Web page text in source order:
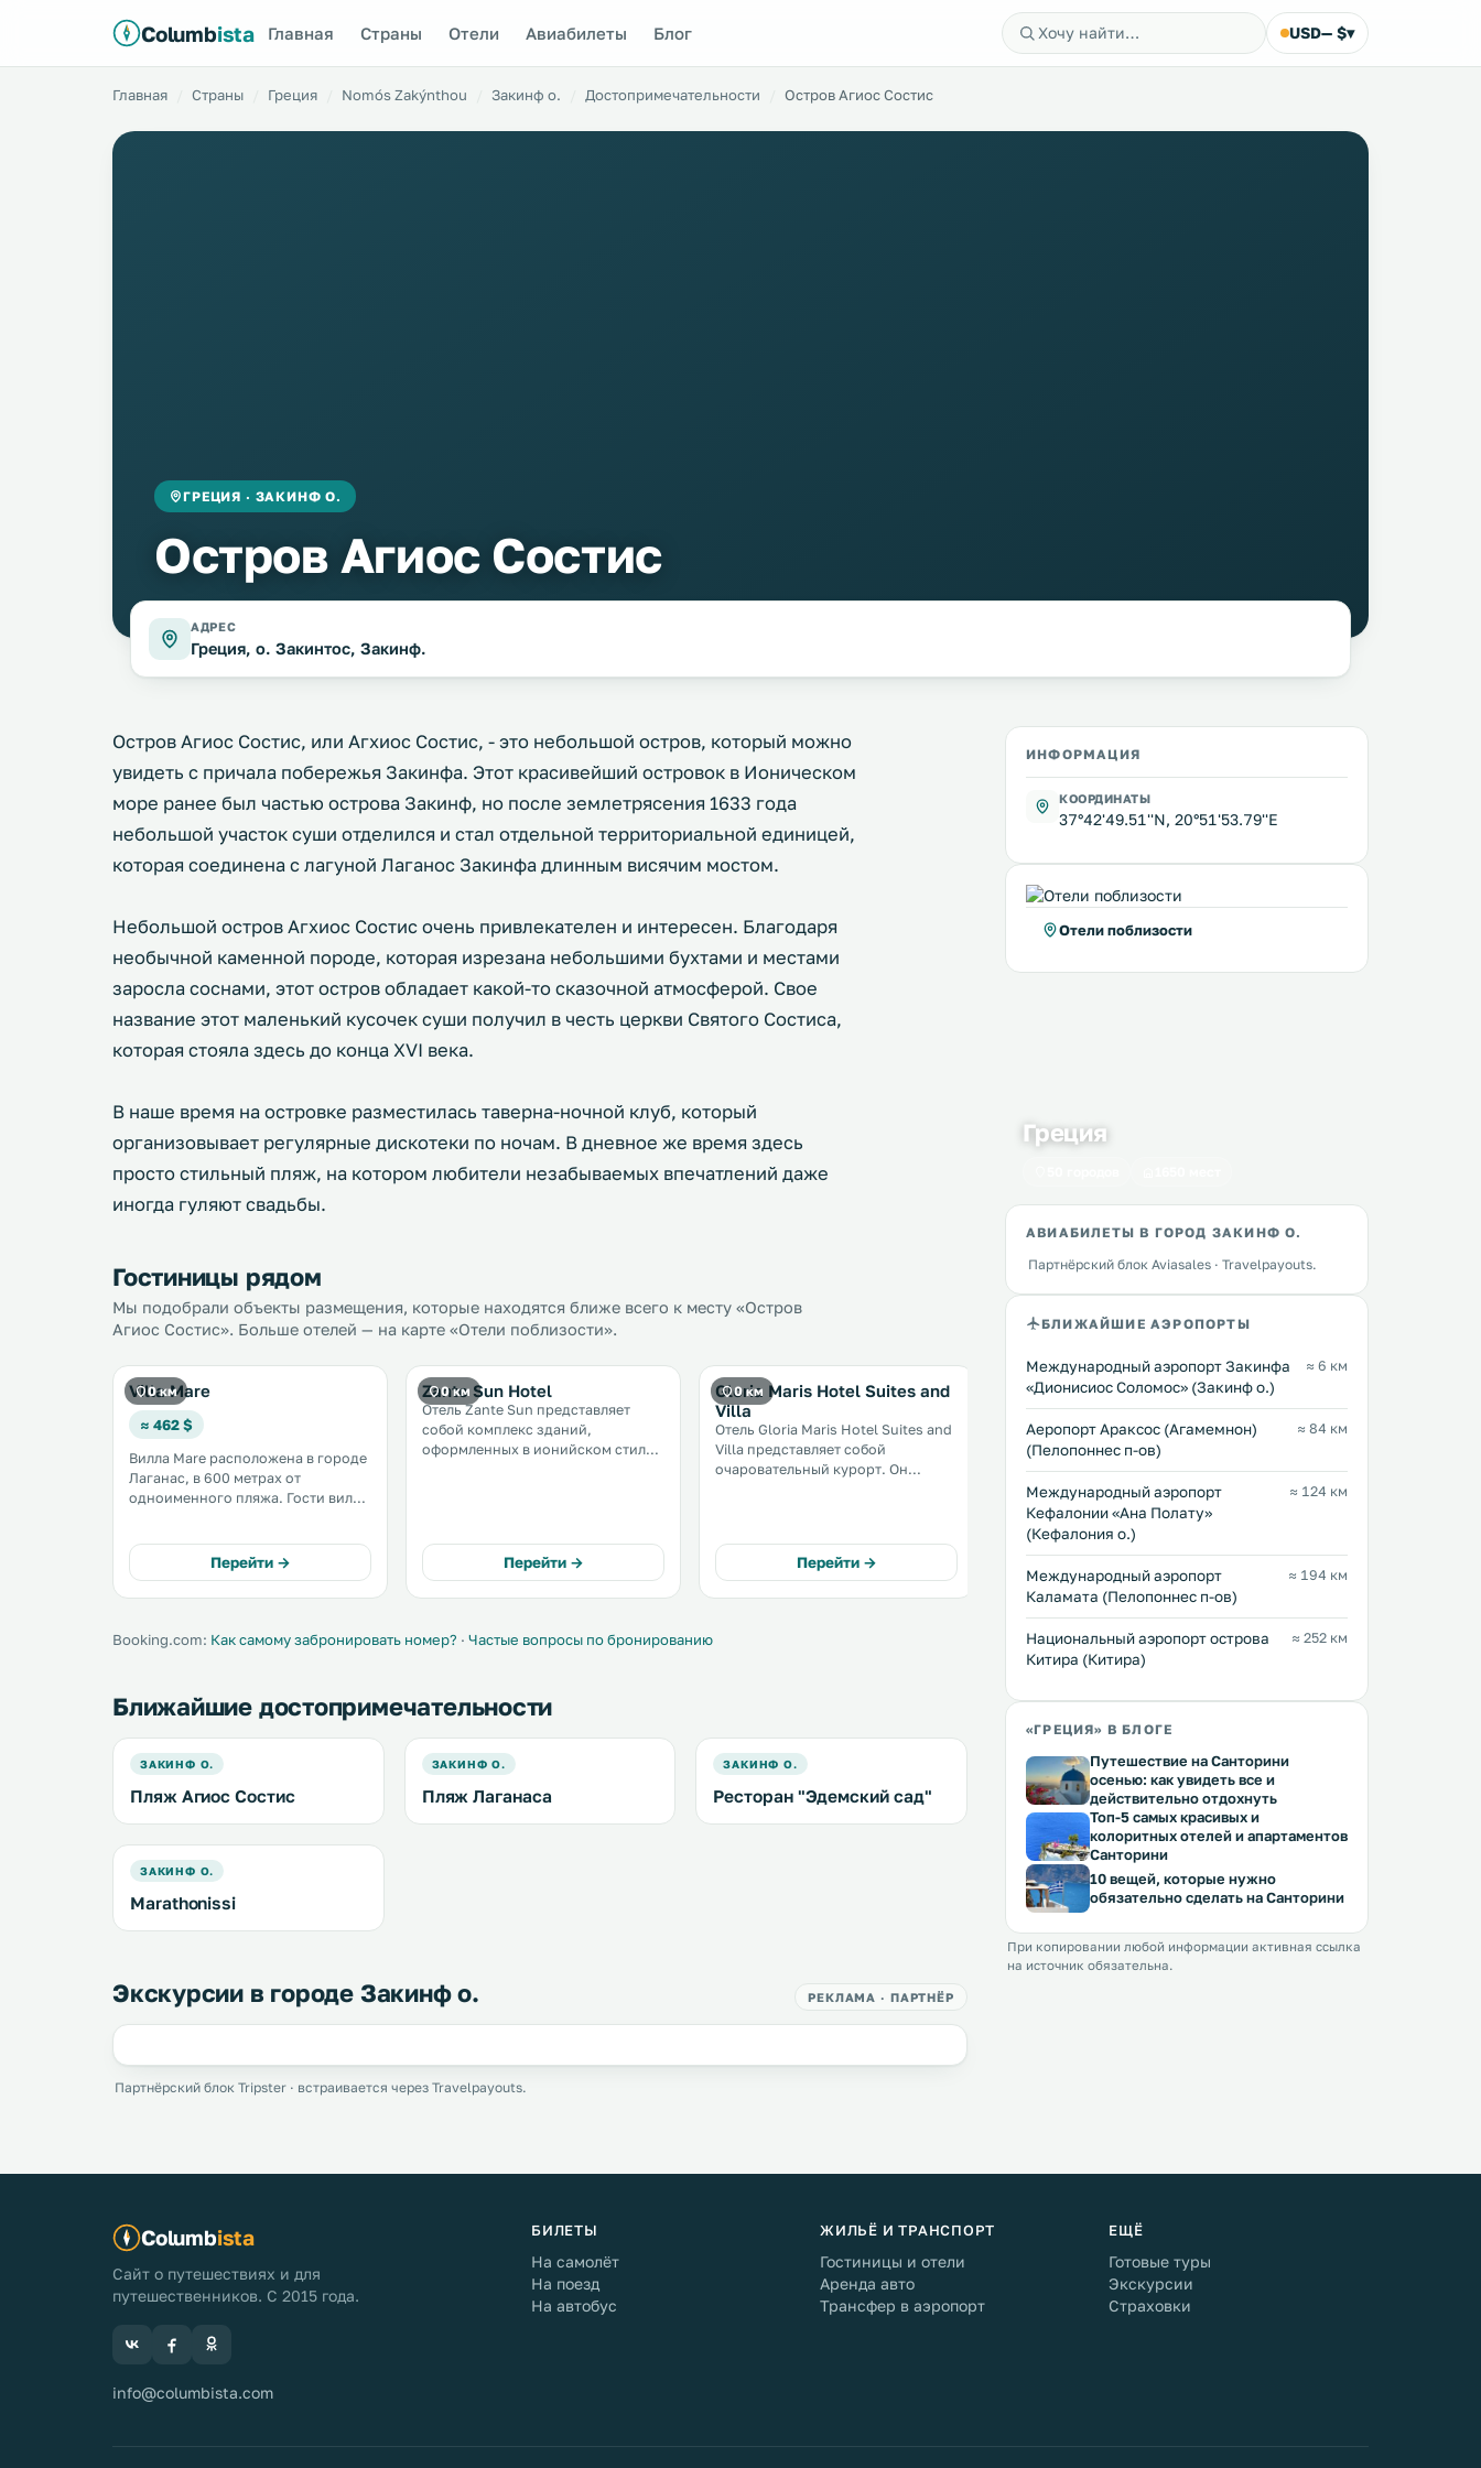
Columbista Главная Страны Отели Авиабилеты Блог USD— $▾
Главная Страны Греция Nomós Zakýnthou Закинф о. Достопримечательности Остров Агиос Состис
ГРЕЦИЯ · ЗАКИНФ О.
Остров Агиос Состис
АДРЕС
Греция, о. Закинтос, Закинф.
Остров Агиос Состис, или Агхиос Состис, - это небольшой остров, который можно
увидеть с причала побережья Закинфа. Этот красивейший островок в Ионическом
море ранее был частью острова Закинф, но после землетрясения 1633 года
небольшой участок суши отделился и стал отдельной территориальной единицей,
которая соединена с лагуной Лаганос Закинфа длинным висячим мостом.
Небольшой остров Агхиос Состис очень привлекателен и интересен. Благодаря
необычной каменной породе, которая изрезана небольшими бухтами и местами
заросла соснами, этот остров обладает какой-то сказочной атмосферой. Свое
название этот маленький кусочек суши получил в честь церкви Святого Состиса,
которая стояла здесь до конца XVI века.
В наше время на островке разместилась таверна-ночной клуб, который
организовывает регулярные дискотеки по ночам. В дневное же время здесь
просто стильный пляж, на котором любители незабываемых впечатлений даже
иногда гуляют свадьбы.
Гостиницы рядом
Мы подобрали объекты размещения, которые находятся ближе всего к месту «Остров
Агиос Состис». Больше отелей — на карте «Отели поблизости».
0 км
Villa Mare
≈ 462 $
Вилла Mare расположена в городе
Лаганас, в 600 метрах от
одноименного пляжа. Гости виллы
саду в хорошую погоду. .
Перейти →
0 км
Zante Sun Hotel
Отель Zante Sun представляет
собой комплекс зданий,
оформленных в ионийском стиле
Перейти →
0 км
Gloria Maris Hotel Suites and
Villa
Отель Gloria Maris Hotel Suites and
Villa представляет собой
очаровательный курорт. Он
Перейти →
0 км
Koklas Studios
≈ 81 $
Комплекс Koklas Studios,
находится в 100 метрах от пляжа
Агиос Состиса, и к услугам гостей
номера-студио и апартаменты с
собственной кухней и балконами,
с которых открывается вид на
море. .
Отель Bozikis Palace
курортном местечке
услугам гостей бассейн
воздухе. Из окон открывается вид
Booking.com: Как самому забронировать номер? · Частые вопросы по бронированию
Ближайшие достопримечательности
ЗАКИНФ О.
Пляж Агиос Состис
ЗАКИНФ О.
Пляж Лаганаса
ЗАКИНФ О.
Ресторан "Эдемский сад"
ЗАКИНФ О.
Marathonissi
Экскурсии в городе Закинф о. РЕКЛАМА · ПАРТНЁР
Партнёрский блок Tripster · встраивается через Travelpayouts.
ИНФОРМАЦИЯ
КООРДИНАТЫ
37°42'49.51''N, 20°51'53.79''E
Отели поблизости
Греция
АВИАБИЛЕТЫ В ГОРОД ЗАКИНФ О.
Партнёрский блок Aviasales · Travelpayouts.
БЛИЖАЙШИЕ АЭРОПОРТЫ
Международный аэропорт Закинфа
«Дионисиос Соломос» (Закинф о.)
≈ 6 км
Аеропорт Араксос (Агамемнон)
(Пелопоннес п-ов)
≈ 84 км
Международный аэропорт
Кефалонии «Ана Полату»
(Кефалония о.)
≈ 124 км
Международный аэропорт
Каламата (Пелопоннес п-ов)
≈ 194 км
Национальный аэропорт острова
Китира (Китира)
≈ 252 км
«ГРЕЦИЯ» В БЛОГЕ
Путешествие на Санторини
осенью: как увидеть все и
действительно отдохнуть
Топ-5 самых красивых и
колоритных отелей и апартаментов
Санторини
10 вещей, которые нужно
обязательно сделать на Санторини
При копировании любой информации активная ссылка
на источник обязательна.
Columbista
Сайт о путешествиях и для
путешественников. С 2015 года.
info@columbista.com
БИЛЕТЫ
На самолёт
На поезд
На автобус
ЖИЛЬЁ И ТРАНСПОРТ
Гостиницы и отели
Аренда авто
Трансфер в аэропорт
ЕЩЁ
Готовые туры
Экскурсии
Страховки